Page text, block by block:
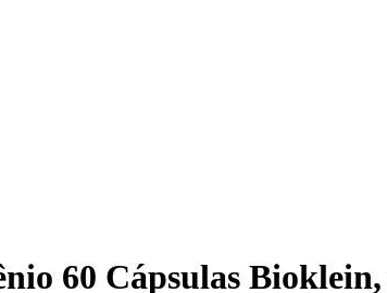
60 Cápsulas Bioklein